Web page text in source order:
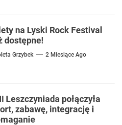
na Lyski Rock Festival
dostępne!
Grzybek 2 Miesiące Ago
Leszczyniada połączyła
zabawę, integrację i